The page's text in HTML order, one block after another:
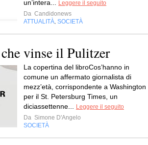
un’intera...
Leggere il seguito
Da Candidonews
ATTUALITÀ SOCIETÀ
vinse il Pulitzer
La copertina del libroCos’hanno in
comune un affermato giornalista di
mezz’età, corrispondente a Washington
per il St. Petersburg Times, un
diciassettenne...
Leggere il seguito
Da Simone D'Angelo
SOCIETÀ